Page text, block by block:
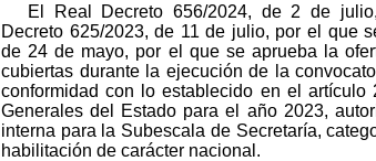
El Real Decreto 656/2024, de 2 de
Decreto 625/2023, de 11 de julio, por el que
de 24 de mayo, por el que se aprueba la
cubiertas durante la ejecución de la
conformidad con lo establecido en el
Generales del Estado para el año 2023,
interna para la Subescala de Secretaría,
habilitación de carácter nacional.